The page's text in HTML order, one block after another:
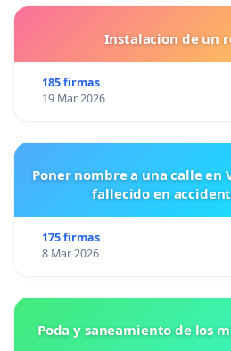
Instalacion de un
185 firmas
19 Mar 2026
Poner nombre a una calle en
fallecido en
175 firmas
8 Mar 2026
Poda y saneamiento de los